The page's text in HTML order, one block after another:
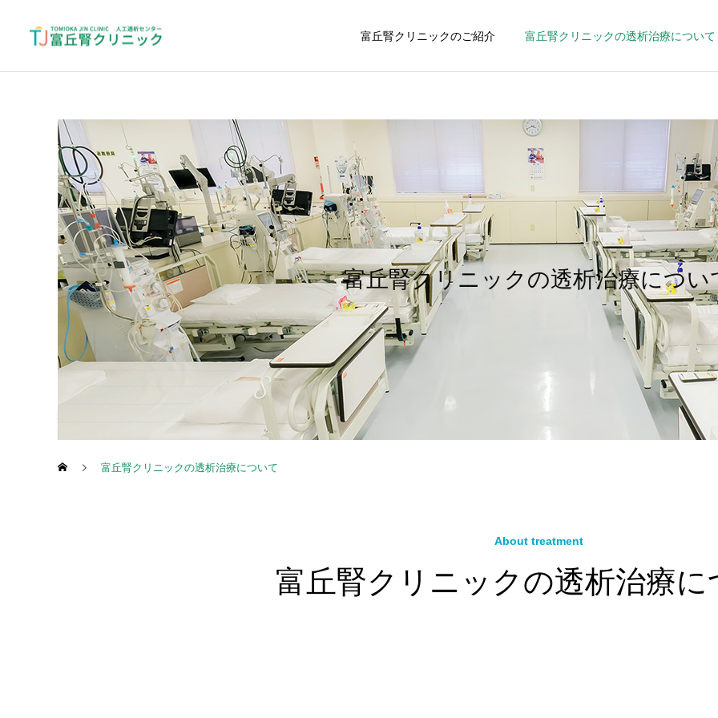
富丘腎クリニックのご紹介 富丘腎クリニックの透析治療について
富丘腎クリニックの透析治療につい
富丘腎クリニックの透析治療について
About treatment
富丘腎クリニックの透析治療に